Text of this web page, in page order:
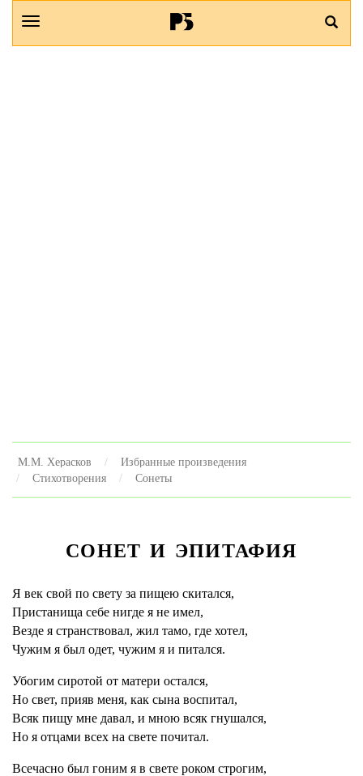
М.М. Херасков
Избранные произведения
Стихотворения
Сонеты
СОНЕТ И ЭПИТАФИЯ
Я век свой по свету за пищею скитался,
Пристанища себе нигде я не имел,
Везде я странствовал, жил тамо, где хотел,
Чужим я был одет, чужим я и питался.
Убогим сиротой от матери остался,
Но свет, прияв меня, как сына воспитал,
Всяк пищу мне давал, и мною всяк гнушался,
Но я отцами всех на свете почитал.
Всечасно был гоним я в свете роком строгим,